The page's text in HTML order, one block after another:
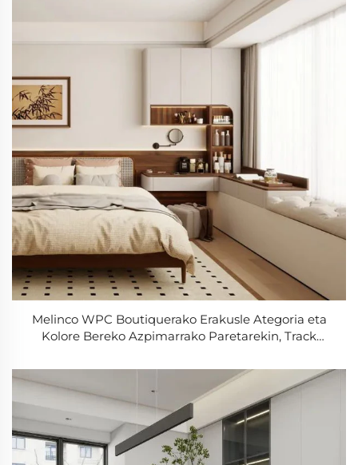
Melinco WPC Boutiquerako Erakusle Ategoria eta
Kolore Bereko Azpimarrako Paretarekin, Track
Dormitorio Ategoria